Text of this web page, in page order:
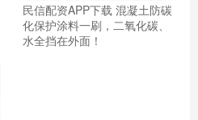
民信配资APP下载 混凝土防碳
化保护涂料一刷，二氧化碳、
水全挡在外面！